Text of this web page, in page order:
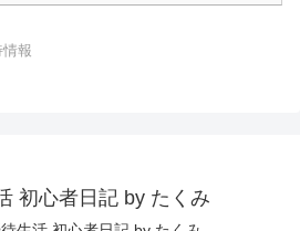
報
初心者日記 by たくみ